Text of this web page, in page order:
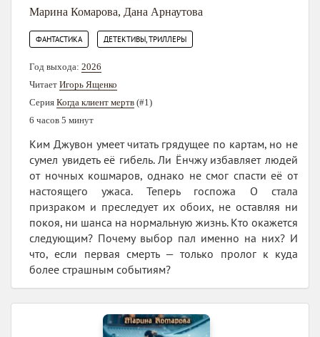
Марина Комарова, Дана Арнаутова
ФАНТАСТИКА ДЕТЕКТИВЫ, ТРИЛЛЕРЫ
Год выхода: 2026
Читает Игорь Ященко
Серия Когда клиент мертв (#1)
6 часов 5 минут
Ким Джувон умеет читать грядущее по картам, но не
сумел увидеть её гибель. Ли Ёнчжу избавляет людей
от ночных кошмаров, однако не смог спасти её от
настоящего ужаса. Теперь госпожа О стала
призраком и преследует их обоих, не оставляя ни
покоя, ни шанса на нормальную жизнь. Кто окажется
следующим? Почему выбор пал именно на них? И
что, если первая смерть — только пролог к куда
более страшным событиям?